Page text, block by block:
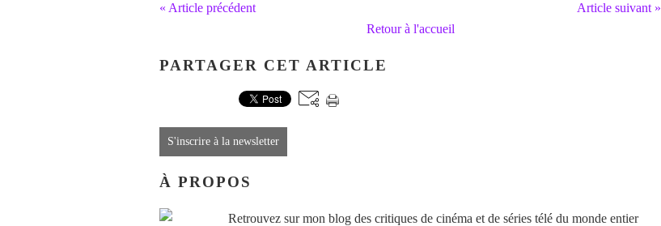
« Article précédent
Article suivant »
Retour à l'accueil
PARTAGER CET ARTICLE
S'inscrire à la newsletter
À PROPOS
Retrouvez sur mon blog des critiques de cinéma et de séries télé du monde entier